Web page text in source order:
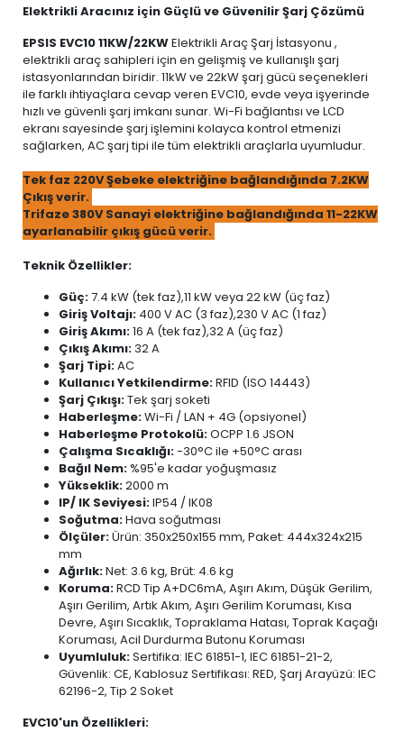
Elektrikli Aracınız için Güçlü ve Güvenilir Şarj Çözümü
EPSIS EVC10 11KW/22KWElektrikli Araç Şarj İstasyonu ,
elektrikli araç sahipleri için en gelişmiş ve kullanışlı şarj
istasyonlarından biridir. 11kW ve 22kW şarj gücü seçenekleri
ile farklı ihtiyaçlara cevap veren EVC10, evde veya işyerinde
hızlı ve güvenli şarj imkanı sunar. Wi-Fi bağlantısı ve LCD
ekranı sayesinde şarj işlemini kolayca kontrol etmenizi
sağlarken, AC şarj tipi ile tüm elektrikli araçlarla uyumludur.
Tek faz 220V Şebeke elektriğine bağlandığında 7.2KW
Çıkış verir.
Trifaze 380V Sanayi elektriğine bağlandığında 11-22KW
ayarlanabilir çıkış gücü verir.
Teknik Özellikler:
Güç:7.4 kW (tek faz),11 kW veya 22 kW (üç faz)
Giriş Voltajı: 400 V AC (3 faz),230 V AC (1 faz)
Giriş Akımı:16 A (tek faz),32 A (üç faz)
Çıkış Akımı:32 A
Şarj Tipi:AC
Kullanıcı Yetkilendirme:RFID (ISO 14443)
Şarj Çıkışı:Tek şarj soketi
Haberleşme:Wi-Fi / LAN + 4G (opsiyonel)
Haberleşme Protokolü:OCPP 1.6 JSON
Çalışma Sıcaklığı:-30°C ile +50°C arası
Bağıl Nem: %95'e kadar yoğuşmasız
Yükseklik:2000 m
IP/ IK Seviyesi:IP54 / IK08
Soğutma:Hava soğutması
Ölçüler:Ürün: 350x250x155 mm, Paket: 444x324x215
mm
Ağırlık:Net: 3.6 kg, Brüt: 4.6 kg
Koruma:RCD Tip A+DC6mA, Aşırı Akım, Düşük Gerilim,
Aşırı Gerilim, Artık Akım, Aşırı Gerilim Koruması, Kısa
Devre, Aşırı Sıcaklık, Topraklama Hatası, Toprak Kaçağı
Koruması, Acil Durdurma Butonu Koruması
Uyumluluk:Sertifika: IEC 61851-1, IEC 61851-21-2,
Güvenlik: CE, Kablosuz Sertifikası: RED, Şarj Arayüzü: IEC
62196-2, Tip 2 Soket
EVC10'un Özellikleri: